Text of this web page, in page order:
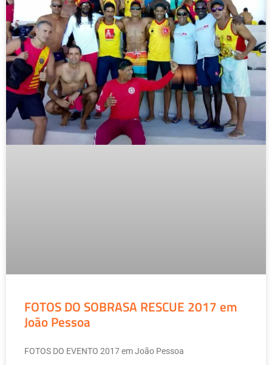
FOTOS DO SOBRASA RESCUE 2017 em
João Pessoa
FOTOS DO EVENTO 2017 em João Pessoa